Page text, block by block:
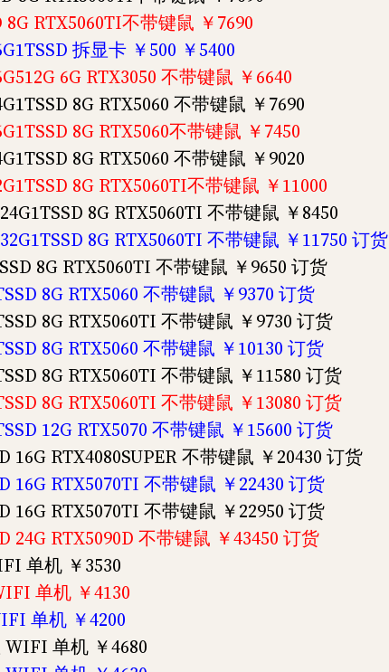
RTX5060TI不带键鼠 ￥7690
拆显卡 ￥500 ￥5400
6G RTX3050 不带键鼠 ￥6640
8G RTX5060 不带键鼠 ￥7690
8G RTX5060不带键鼠 ￥7450
8G RTX5060 不带键鼠 ￥9020
8G RTX5060TI不带键鼠 ￥11000
8G RTX5060TI 不带键鼠 ￥8450
8G RTX5060TI 不带键鼠 ￥11750 订货
8G RTX5060TI 不带键鼠 ￥9650 订货
8G RTX5060 不带键鼠 ￥9370 订货
8G RTX5060TI 不带键鼠 ￥9730 订货
8G RTX5060 不带键鼠 ￥10130 订货
8G RTX5060TI 不带键鼠 ￥11580 订货
8G RTX5060TI 不带键鼠 ￥13080 订货
12G RTX5070 不带键鼠 ￥15600 订货
16G RTX4080SUPER 不带键鼠 ￥20430 订货
16G RTX5070TI 不带键鼠 ￥22430 订货
16G RTX5070TI 不带键鼠 ￥22950 订货
24G RTX5090D 不带键鼠 ￥43450 订货
单机 ￥3530
单机 ￥4130
单机 ￥4200
WIFI 单机 ￥4680